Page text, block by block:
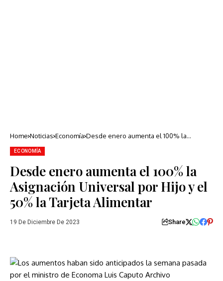
Home Noticias Economía Desde enero aumenta el 100% la
ECONOMÍA
Desde enero aumenta el 100% la
Asignación Universal por Hijo y el
50% la Tarjeta Alimentar
19 De Diciembre De 2023 Share